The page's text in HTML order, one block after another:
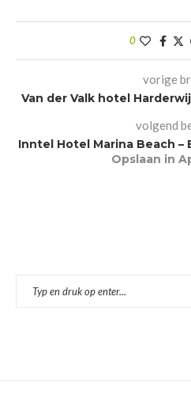
0
vorige
Van der Valk hotel
volgend
Inntel Hotel Marina Beach –
Opslaan in